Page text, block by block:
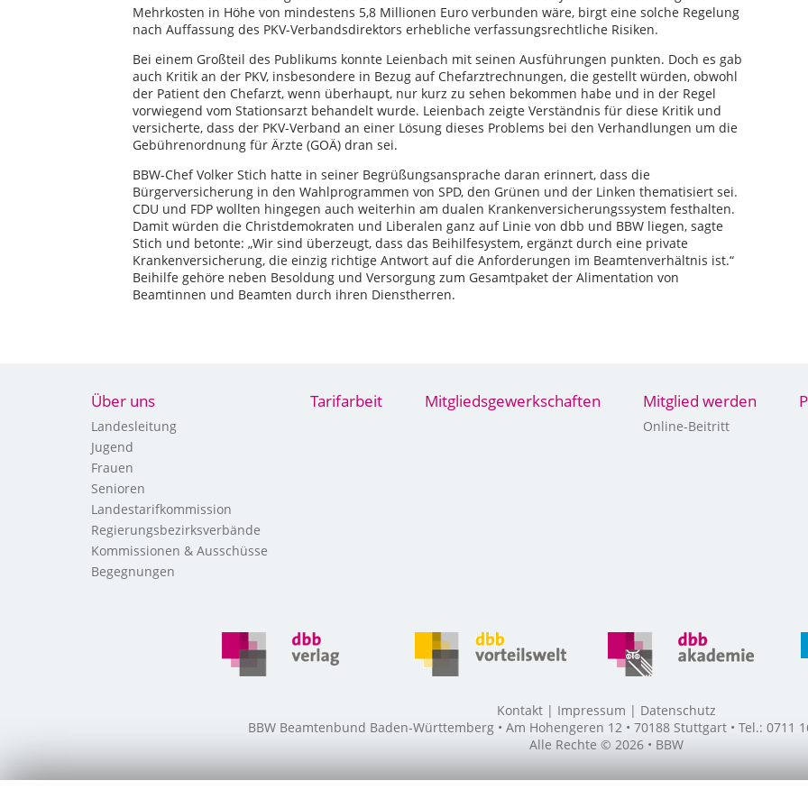
Mehrkosten in Höhe von mindestens 5,8 Millionen Euro verbunden wäre, birgt eine solche Regelung
nach Auffassung des PKV-Verbandsdirektors erhebliche verfassungsrechtliche Risiken.
Bei einem Großteil des Publikums konnte Leienbach mit seinen Ausführungen punkten. Doch es gab
auch Kritik an der PKV, insbesondere in Bezug auf Chefarztrechnungen, die gestellt würden, obwohl
der Patient den Chefarzt, wenn überhaupt, nur kurz zu sehen bekommen habe und in der Regel
vorwiegend vom Stationsarzt behandelt wurde. Leienbach zeigte Verständnis für diese Kritik und
versicherte, dass der PKV-Verband an einer Lösung dieses Problems bei den Verhandlungen um die
Gebührenordnung für Ärzte (GOÄ) dran sei.
BBW-Chef Volker Stich hatte in seiner Begrüßungsansprache daran erinnert, dass die
Bürgerversicherung in den Wahlprogrammen von SPD, den Grünen und der Linken thematisiert sei.
CDU und FDP wollten hingegen auch weiterhin am dualen Krankenversicherungssystem festhalten.
Damit würden die Christdemokraten und Liberalen ganz auf Linie von dbb und BBW liegen, sagte
Stich und betonte: „Wir sind überzeugt, dass das Beihilfesystem, ergänzt durch eine private
Krankenversicherung, die einzig richtige Antwort auf die Anforderungen im Beamtenverhältnis ist.“
Beihilfe gehöre neben Besoldung und Versorgung zum Gesamtpaket der Alimentation von
Beamtinnen und Beamten durch ihren Dienstherren.
Über uns
Landesleitung
Jugend
Frauen
Senioren
Landestarifkommission
Regierungsbezirksverbände
Kommissionen & Ausschüsse
Begegnungen
Tarifarbeit Mitgliedsgewerkschaften Mitglied werden
Online-Beitritt
Kontakt Impressum
Datenschutz
BBW Beamtenbund Baden-Württemberg • Am Hohengeren 12 • 70188 Stuttgart • Tel.: 0711
Alle Rechte © 2026 • BBW